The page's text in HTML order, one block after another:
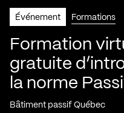
Événement Formations
Formation
gratuite
la norme
Bâtiment passif Québec